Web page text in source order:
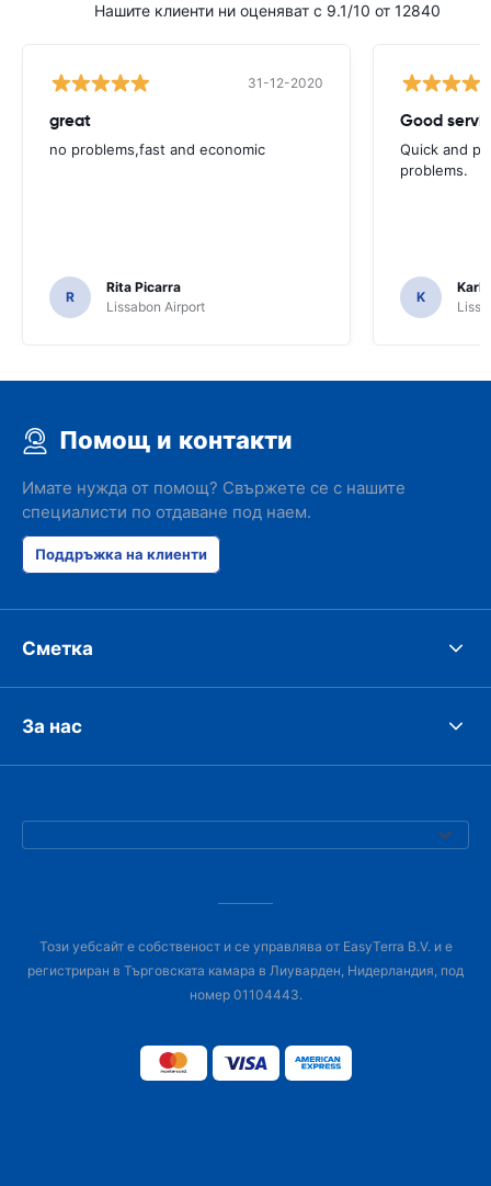
Нашите клиенти ни оценяват с 9.1/10 от 12840
31-12-2020
great
no problems,fast and economic
R
Rita Picarra
Lissabon Airport
Good
Quick and
problems.
K
Karl
Помощ и контакти
Имате нужда от помощ? Свържете се с нашите
специалисти по отдаване под наем.
Поддръжка на клиенти
Сметка
За нас
Този уебсайт е собственост и се управлява от EasyTerra B.V. и е
регистриран в Търговската камара в Лиуварден, Нидерландия, под
номер 01104443.